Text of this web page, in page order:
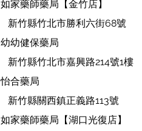
如家藥師藥局【金竹店】
新竹縣竹北市勝利六街68號
幼幼健保藥局
​ 新竹縣竹北市嘉興路214號1樓
怡合藥局
新竹縣關西鎮正義路113號
如家藥師藥局【湖口光復店】